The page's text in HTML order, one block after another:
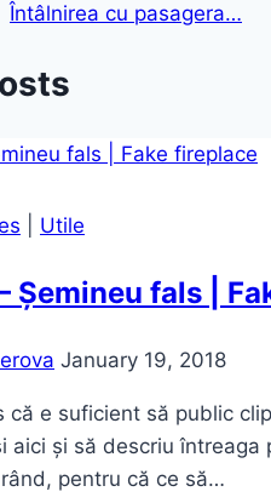
Întâlnirea cu pasagera…
Utile
Șemineu fals |
January 19, 2018
că e suficient să public
aici și să descriu
pentru că ce să…